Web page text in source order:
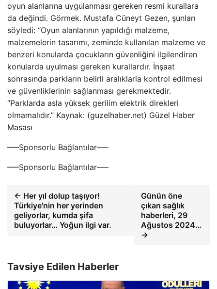
oyun alanlarına uygulanması gereken resmi kurallara
da değindi. Görmek. Mustafa Cüneyt Gezen, şunları
söyledi: “Oyun alanlarının yapıldığı malzeme,
malzemelerin tasarımı, zeminde kullanılan malzeme ve
benzeri konularda çocukların güvenliğini ilgilendiren
konularda uyulması gereken kurallardır. İnşaat
sonrasında parkların belirli aralıklarla kontrol edilmesi
ve güvenliklerinin sağlanması gerekmektedir.
“Parklarda asla yüksek gerilim elektrik direkleri
olmamalıdır.” Kaynak: (guzelhaber.net) Güzel Haber
Masası
—–Sponsorlu Bağlantılar—–
—–Sponsorlu Bağlantılar—–
← Her yıl dolup taşıyor!
Türkiye'nin her yerinden
geliyorlar, kumda şifa
buluyorlar… Yoğun ilgi var.
Günün öne
çıkan sağlık
haberleri, 29
Ağustos 2024…
→
Tavsiye Edilen Haberler